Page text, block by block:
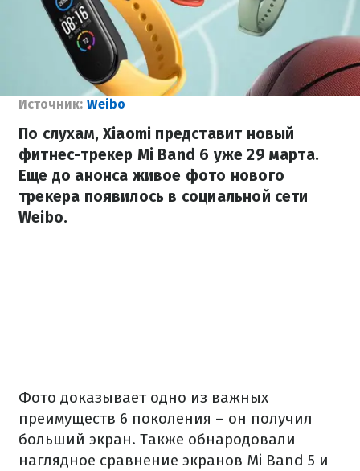
Источник: Weibo
По слухам, Xiaomi представит новый
фитнес-трекер Mi Band 6 уже 29 марта.
Еще до анонса живое фото нового
трекера появилось в социальной сети
Weibo.
Фото доказывает одно из важных
преимуществ 6 поколения – он получил
больший экран. Также обнародовали
наглядное сравнение экранов Mi Band 5 и